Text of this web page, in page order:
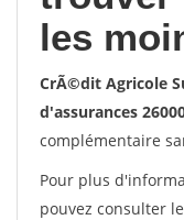
les
CrÃ©dit Agricole
d'assurances
complémentaire
Pour plus
pouvez consulter